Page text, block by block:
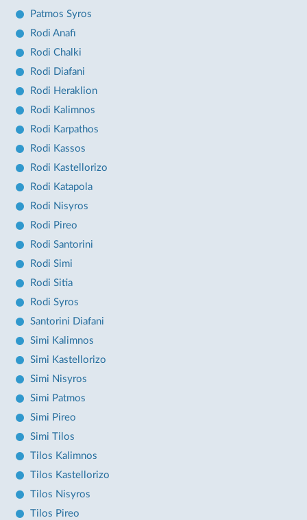
Patmos Syros
Rodi Anafi
Rodi Chalki
Rodi Diafani
Rodi Heraklion
Rodi Kalimnos
Rodi Karpathos
Rodi Kassos
Rodi Kastellorizo
Rodi Katapola
Rodi Nisyros
Rodi Pireo
Rodi Santorini
Rodi Simi
Rodi Sitia
Rodi Syros
Santorini Diafani
Simi Kalimnos
Simi Kastellorizo
Simi Nisyros
Simi Patmos
Simi Pireo
Simi Tilos
Tilos Kalimnos
Tilos Kastellorizo
Tilos Nisyros
Tilos Pireo